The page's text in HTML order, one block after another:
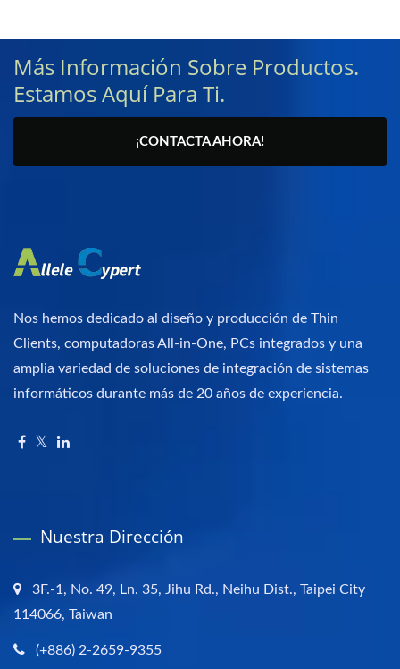
Más Información Sobre Productos.
Estamos Aquí Para Ti.
¡CONTACTA AHORA!
Nos hemos dedicado al diseño y producción de Thin
Clients, computadoras All-in-One, PCs integrados y una
amplia variedad de soluciones de integración de sistemas
informáticos durante más de 20 años de experiencia.
Nuestra Dirección
3F.-1, No. 49, Ln. 35, Jihu Rd., Neihu Dist., Taipei City
114066, Taiwan
(+886) 2-2659-9355